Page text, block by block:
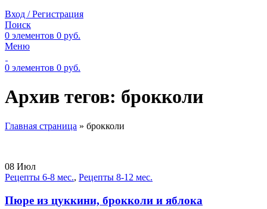
Вход / Регистрация
Поиск
0 элементов 0 руб.
Меню
0 элементов 0 руб.
Архив тегов: брокколи
Главная страница » брокколи
08 Июл
Рецепты 6-8 мес., Рецепты 8-12 мес.
Пюре из цуккини, брокколи и яблока